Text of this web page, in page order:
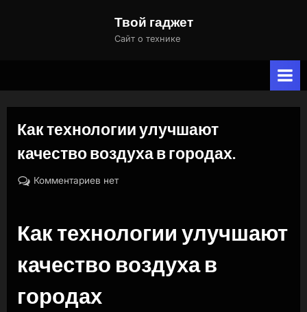
Твой гаджет
Сайт о технике
Как технологии улучшают
качество воздуха в городах.
Posted
11.09.2024
By
naslili
Комментариев к
технологии
улучшают
качество
воздуха
в
городах.
нет
Как технологии улучшают
качество воздуха в
городах